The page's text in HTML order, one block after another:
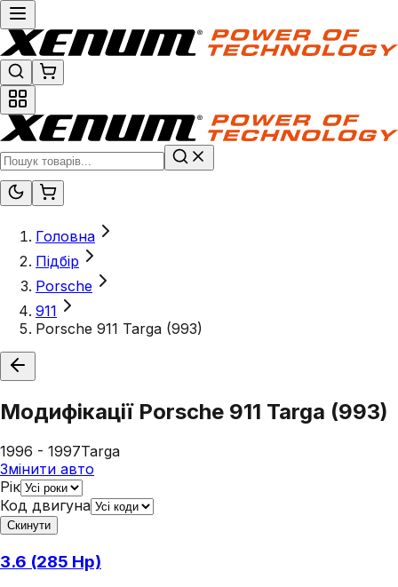
Головна
Підбір
Porsche
911
Porsche 911 Targa (993)
Модифікації Porsche 911 Targa (993)
1996 - 1997Targa
Змінити авто
Рік
Код двигуна
Скинути
3.6 (285 Hp)